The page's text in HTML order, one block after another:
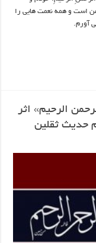
است و همه نعمت‏ هایی را
‏آورم.
الرحیم» اثر
حدیث ثقلین